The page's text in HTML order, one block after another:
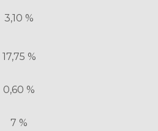
3,10 %
17,75 %
0,60 %
7 %